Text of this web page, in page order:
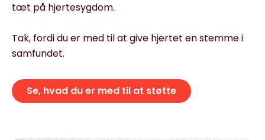
tæt på hjertesygdom.
Tak, fordi du er med til at give hjertet en stemme i
samfundet.
Se, hvad du er med til at støtte